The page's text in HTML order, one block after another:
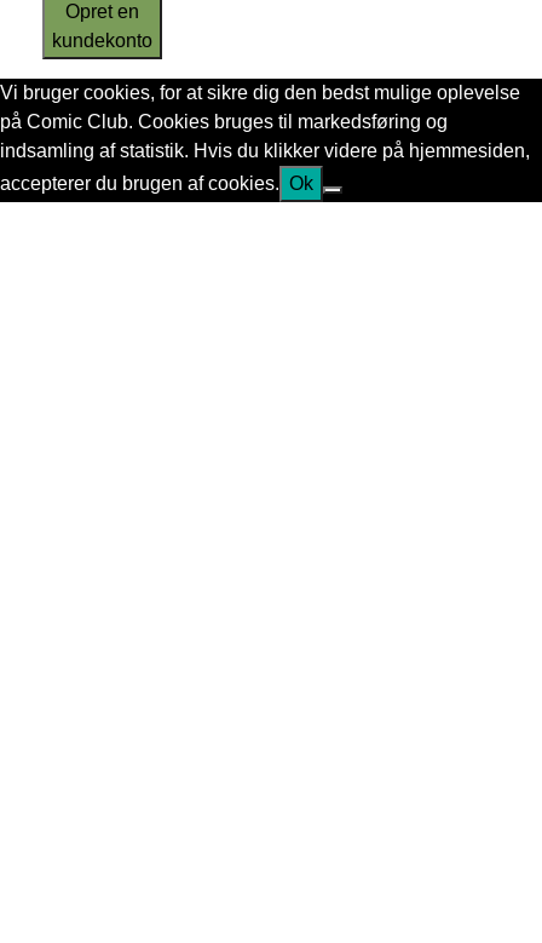
Opret en
kundekonto
Vi bruger cookies, for at sikre dig den bedst mulige oplevelse
på Comic Club. Cookies bruges til markedsføring og
indsamling af statistik. Hvis du klikker videre på hjemmesiden,
accepterer du brugen af cookies. Ok